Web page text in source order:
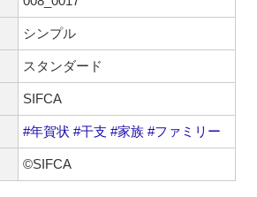
シンプル
スタンダード
SIFCA
#年賀状 #干支 #家族 #ファミリー
©SIFCA